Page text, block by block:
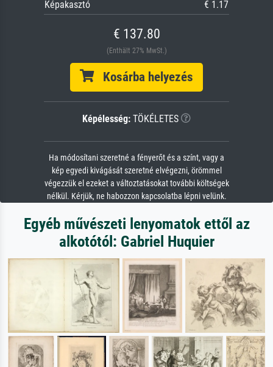
Képakasztó
€ 1.17
€ 137.80
(Enthält 27% MwSt.)
Kosárba helyezés
Képélesség: TÖKÉLETES
Ha módosítani szeretné a fényerőt és a színt, vagy a
kép egyedi kivágását szeretné elvégezni, örömmel
végezzük el ezeket a változtatásokat további költségek
nélkül. Kérjük, ne habozzon kapcsolatba lépni velünk.
Egyéb művészeti lenyomatok ettől az
alkotótól: Gabriel Huquier